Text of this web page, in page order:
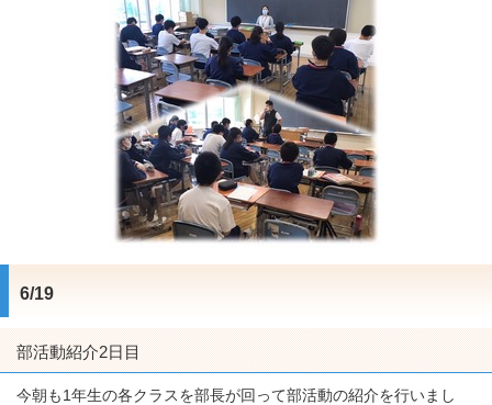
6/19
部活動紹介2日目
今朝も1年生の各クラスを部長が回って部活動の紹介を行いまし